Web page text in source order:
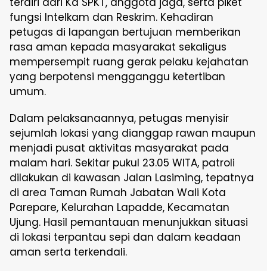
fungsi Intelkam dan Reskrim. Kehadiran
petugas di lapangan bertujuan memberikan
rasa aman kepada masyarakat sekaligus
mempersempit ruang gerak pelaku kejahatan
yang berpotensi mengganggu ketertiban
umum.
Dalam pelaksanaannya, petugas menyisir
sejumlah lokasi yang dianggap rawan maupun
menjadi pusat aktivitas masyarakat pada
malam hari. Sekitar pukul 23.05 WITA, patroli
dilakukan di kawasan Jalan Lasiming, tepatnya
di area Taman Rumah Jabatan Wali Kota
Parepare, Kelurahan Lapadde, Kecamatan
Ujung. Hasil pemantauan menunjukkan situasi
di lokasi terpantau sepi dan dalam keadaan
aman serta terkendali.